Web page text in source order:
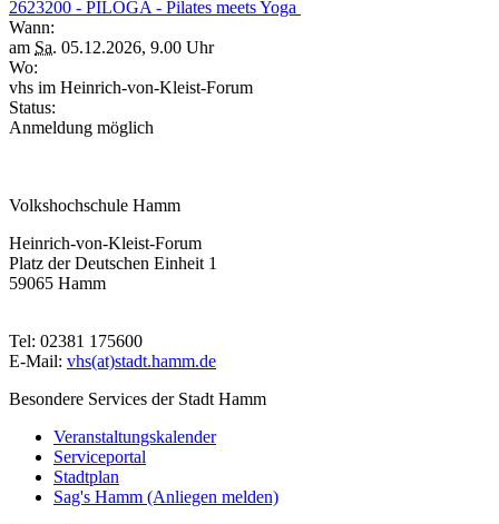
2623200 - PILOGA - Pilates meets Yoga
Wann:
am Sa. 05.12.2026, 9.00 Uhr
Wo:
vhs im Heinrich-von-Kleist-Forum
Status:
Anmeldung möglich
Volkshochschule Hamm
Heinrich-von-Kleist-Forum
Platz der Deutschen Einheit 1
59065 Hamm
Tel: 02381 175600
E-Mail: vhs(at)stadt.hamm.de
Besondere Services der Stadt Hamm
Veranstaltungskalender
Serviceportal
Stadtplan
Sag's Hamm (Anliegen melden)